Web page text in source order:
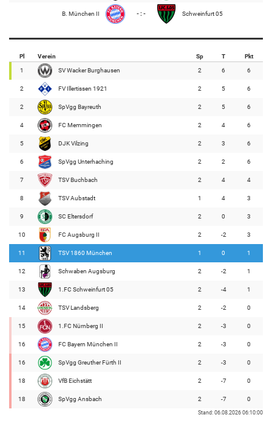
B. München II - : - Schweinfurt 05
Pl Verein Sp T Pkt
1 SV Wacker Burghausen 2 6 6
2 FV Illertissen 1921 2 5 6
2 SpVgg Bayreuth 2 5 6
4 FC Memmingen 2 4 6
5 DJK Vilzing 2 3 6
6 SpVgg Unterhaching 2 2 6
7 TSV Buchbach 2 4 4
8 TSV Aubstadt 1 4 3
9 SC Eltersdorf 2 0 3
10 FC Augsburg II 2 -2 3
11 TSV 1860 München 1 0 1
12 Schwaben Augsburg 2 -2 1
13 1.FC Schweinfurt 05 2 -4 1
14 TSV Landsberg 2 -2 0
15 1.FC Nürnberg II 2 -3 0
16 FC Bayern München II 2 -3 0
16 SpVgg Greuther Fürth II 2 -3 0
18 VfB Eichstätt 2 -7 0
18 SpVgg Ansbach 2 -7 0
Stand: 06.08.2026 06:10:00